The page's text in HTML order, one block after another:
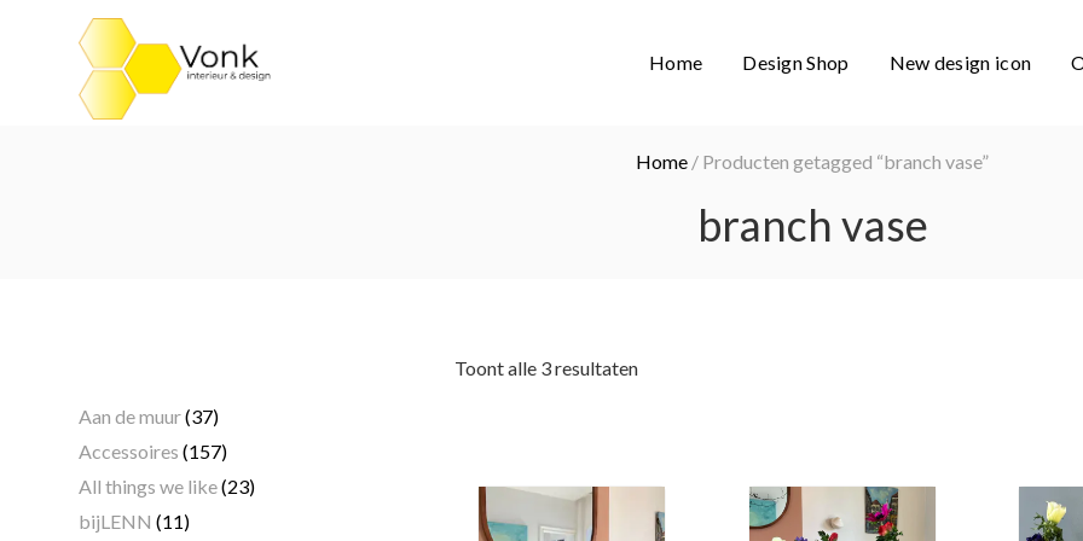
Home Design Shop New design icon
Home / Producten getagged “branch vase”
branch vase
Toont alle 3 resultaten
Aan de muur(37)
Accessoires (157)
All things we like(23)
bijLENN (11)